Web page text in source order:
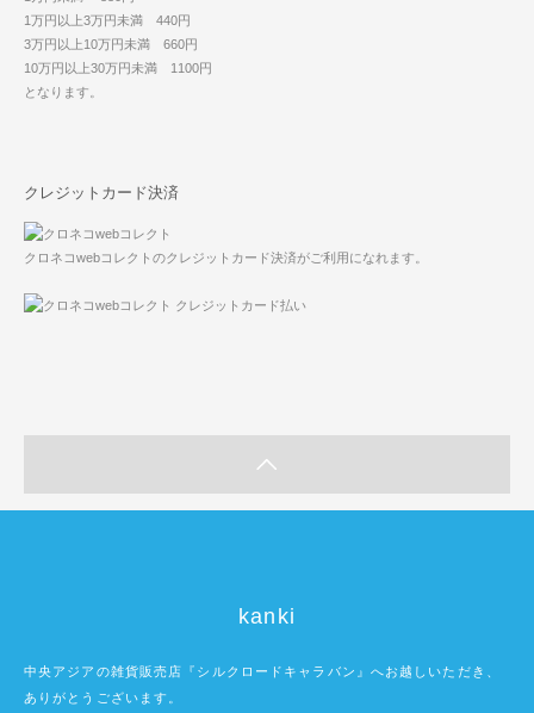
1万円以上3万円未満 440円
3万円以上10万円未満 660円
10万円以上30万円未満 1100円
となります。
クレジットカード決済
クロネコwebコレクトのクレジットカード決済がご利用になれます。
kanki
中央アジアの雑貨販売店『シルクロードキャラバン』へお越しいただき、
ありがとうございます。